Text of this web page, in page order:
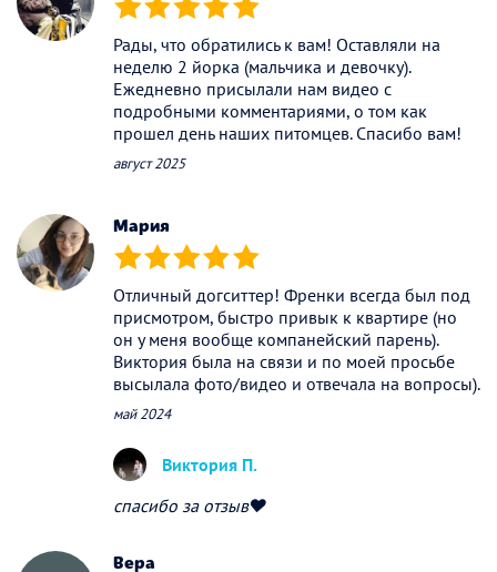
(*) (*) (*) (*) (*)
Рады, что обратились к вам! Оставляли на
неделю 2 йорка (мальчика и девочку).
Ежедневно присылали нам видео с
подробными комментариями, о том как
прошел день наших питомцев. Спасибо вам!
август 2025
Мария
(*) (*) (*) (*) (*)
Отличный догситтер! Френки всегда был под
присмотром, быстро привык к квартире (но
он у меня вообще компанейский парень).
Виктория была на связи и по моей просьбе
высылала фото/видео и отвечала на вопросы).
май 2024
Виктория П.
спасибо за отзыв❤️
Вера